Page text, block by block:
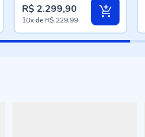
R$ 2.299,90
10xde R$ 229,99